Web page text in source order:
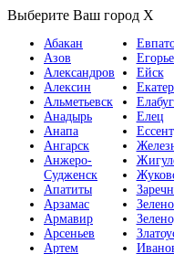
Выберите Ваш город X
Абакан
Азов
Александров
Алексин
Альметьевск
Анадырь
Анапа
Ангарск
Анжеро-
Судженск
Апатиты
Арзамас
Армавир
Арсеньев
Артем
Ейск
Елец